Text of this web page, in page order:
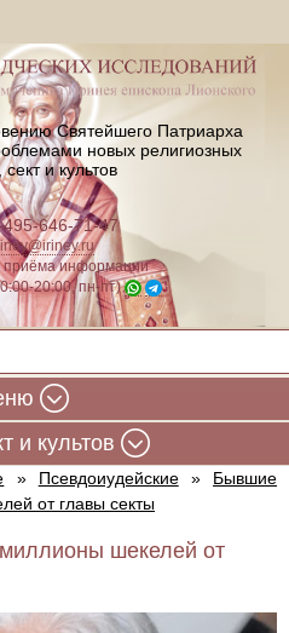
Святейшего Патриарха
новых религиозных
и культов
495-646-71-47
приёма информации
20:00, пн-пт)
и культов
» Псевдоиудейские »
Бывшие
от главы секты
шекелей от